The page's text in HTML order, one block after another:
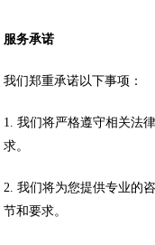
服务承诺
我们郑重承诺以下事项：
1. 我们将严格遵守相关法
求。
2. 我们将为您提供专业的
节和要求。